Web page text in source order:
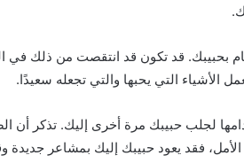
بحبيبك. قد تكون قد انتقصت من ذلك في
الأشياء التي يحبها والتي تجعله سعيدًا.
لجلب حبيبك مرة أخرى إليك. تذكر أن
فقد يعود حبيبك إليك بمشاعر جديدة